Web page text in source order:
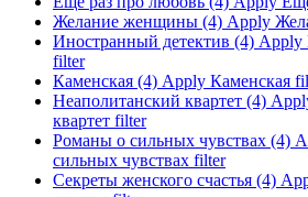
Желание женщины (4) Apply
Иностранный детектив (4) Apply
filter
Каменская (4) Apply Каменская
Неаполитанский квартет (4)
квартет filter
Романы о сильных чувствах (4)
сильных чувствах filter
Секреты женского счастья (4)